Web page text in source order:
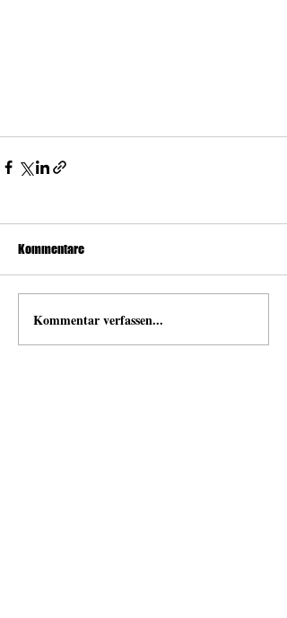
Kommentare
Kommentar verfassen...